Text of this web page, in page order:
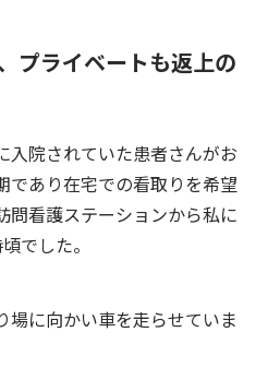
プライベートも返上の
入院されていた患者さんがお
であり在宅での看取りを希望
問看護ステーションから私に
でした。
場に向かい車を走らせていま